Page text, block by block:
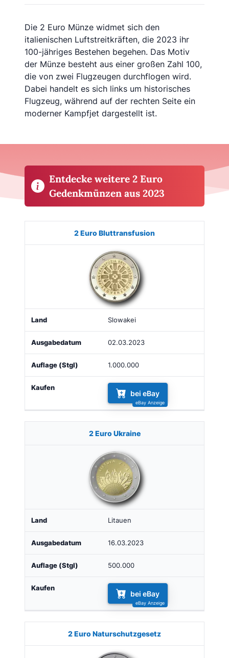
Die 2 Euro Münze widmet sich den
italienischen Luftstreitkräften, die 2023 ihr
100-jähriges Bestehen begehen. Das Motiv
der Münze besteht aus einer großen Zahl 100,
die von zwei Flugzeugen durchflogen wird.
Dabei handelt es sich links um historisches
Flugzeug, während auf der rechten Seite ein
moderner Kampfjet dargestellt ist.
Entdecke weitere 2 Euro
Gedenkmünzen aus 2023
Bild Land Ausgabe
2 Euro Bluttransfusion
Slowakei
02.03.2023
1.000.000
bei eBay
2 Euro Ukraine
Litauen
16.03.2023
500.000
bei eBay
2 Euro Naturschutzgesetz